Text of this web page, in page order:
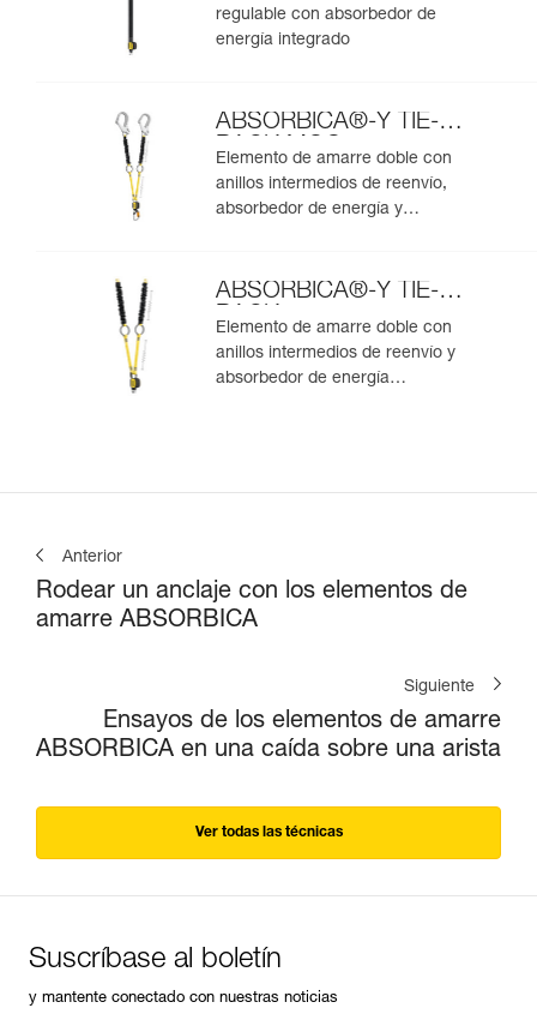
regulable con absorbedor de
energía integrado
ABSORBICA®-Y TIE-
BACK MGO
Elemento de amarre doble con
anillos intermedios de reenvío,
absorbedor de energía y
ABSORBICA®-Y TIE-
BACK
Elemento de amarre doble con
anillos intermedios de reenvío y
absorbedor de energía
Anterior
Rodear un anclaje con los elementos de
amarre ABSORBICA
Siguiente
Ensayos de los elementos de amarre
ABSORBICA en una caída sobre una arista
Ver todas las técnicas
Suscríbase al boletín
y mantente conectado con nuestras noticias